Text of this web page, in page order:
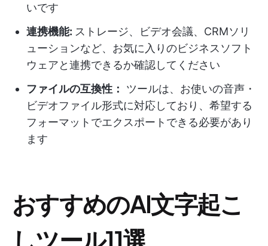
いです
連携機能: ストレージ、ビデオ会議、CRMソリ
ューションなど、お気に入りのビジネスソフト
ウェアと連携できるか確認してください
ファイルの互換性：
ツールは、お使いの音声・
ビデオファイル形式に対応しており、希望する
フォーマットでエクスポートできる必要があり
ます
おすすめのAI文字起こ
しツール11選